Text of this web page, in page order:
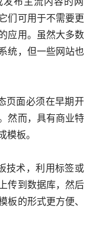
们可用于不需要更
应用。虽然大多数
统，但一些网站也
然而，具有商业特
板。
传到数据库，然后
的形式更方便、